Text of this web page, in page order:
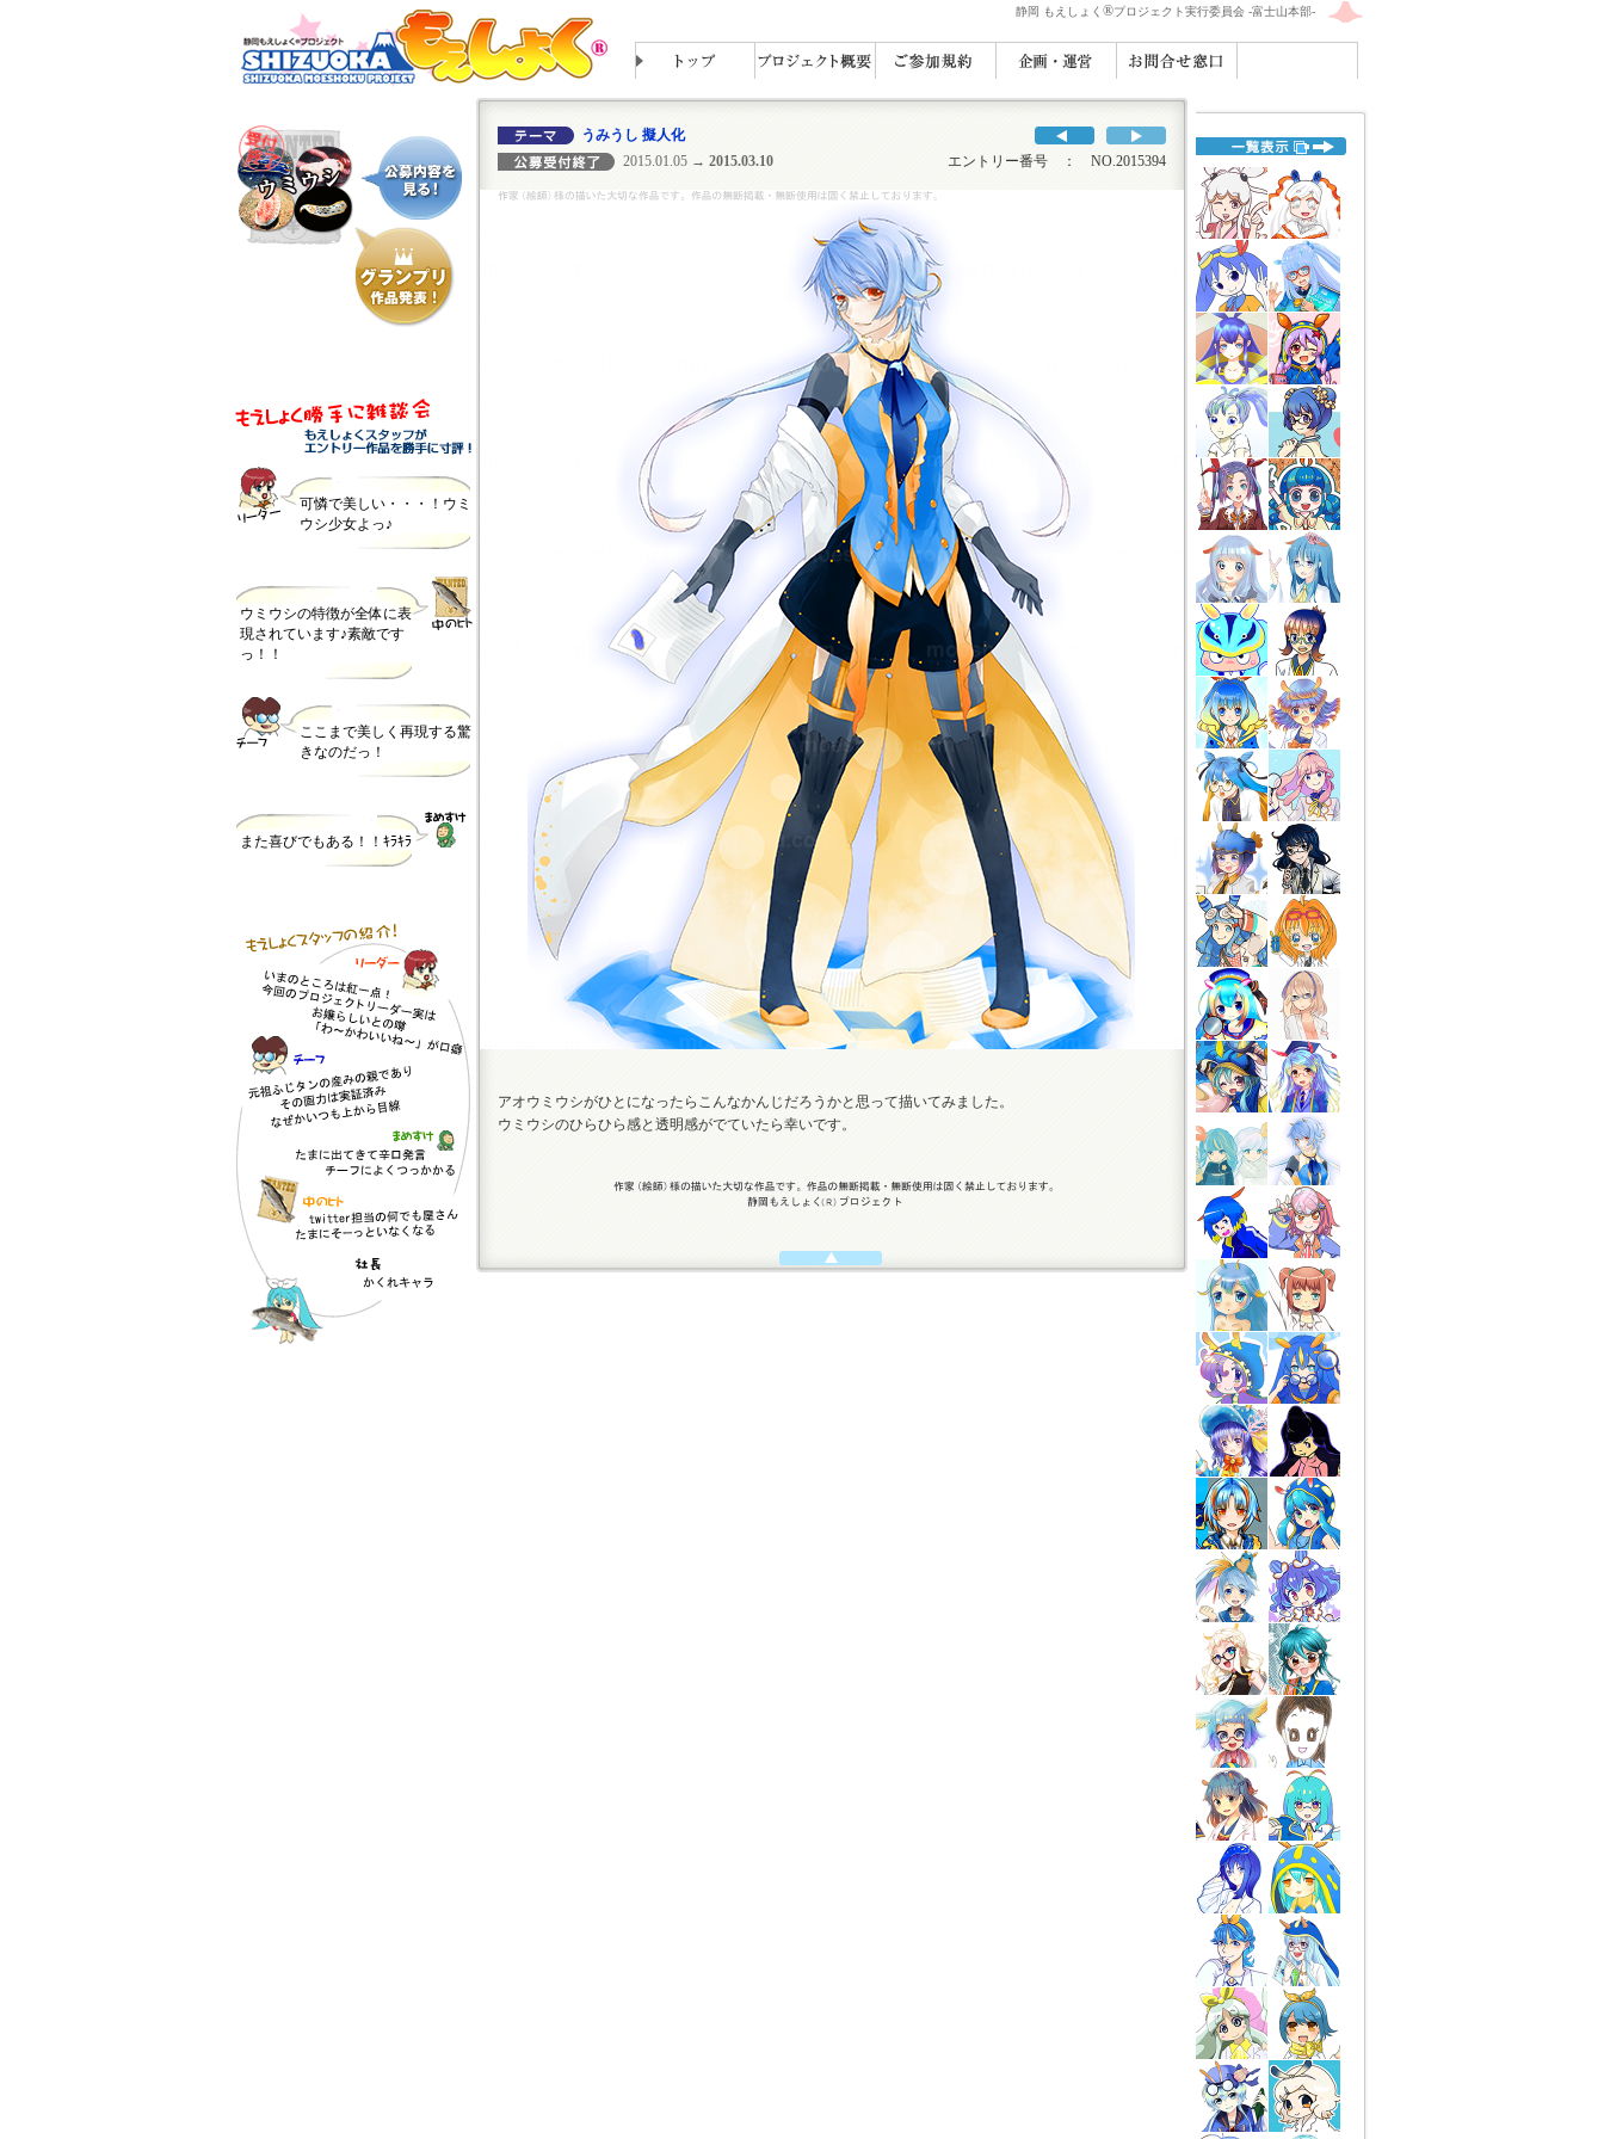
静岡 もえしょく ®プロジェクト実行委員会 -富士山本部-
可憐で美しい・・・！ウミ
ウシ少女よっ♪
ウミウシの特徴が全体に表
現されています♪素敵です
っ！！
ここまで美しく再現する驚
きなのだっ！
また喜びでもある！！ｷﾗｷﾗ
うみうし 擬人化
2015.01.05 → 2015.03.10 エントリー番号 ： NO.2015394
アオウミウシがひとになったらこんなかんじだろうかと思って描いてみました。
ウミウシのひらひら感と透明感がでていたら幸いです。